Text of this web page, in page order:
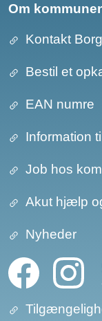
Om
Kontakt
Bestil et
EAN numre
Information
Job hos
Akut hjælp
Nyheder